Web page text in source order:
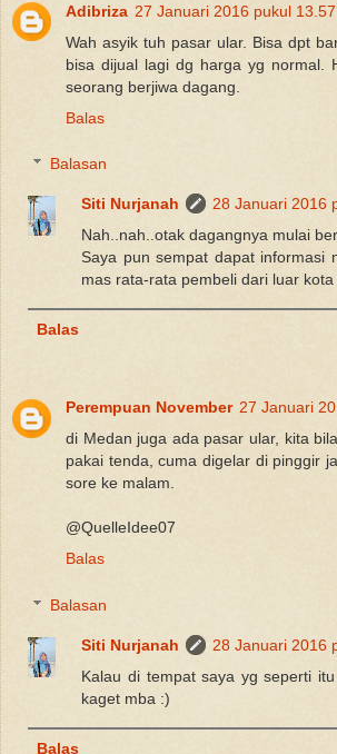
Adibriza 27 Januari 2016 pukul 13.57
Wah asyik tuh pasar ular. Bisa dpt
bisa dijual lagi dg harga yg normal.
seorang berjiwa dagang.
Balas
Balasan
Siti Nurjanah
28 Januari 2016
Nah..nah..otak dagangnya mulai
Saya pun sempat dapat informasi
mas rata-rata pembeli dari luar kota
Balas
Perempuan November 27 Januari
di Medan juga ada pasar ular, kita
pakai tenda, cuma digelar di pinggir
sore ke malam.
@QuelleIdee07
Balas
Balasan
Siti Nurjanah
28 Januari 2016
Kalau di tempat saya yg seperti
kaget mba :)
Balas